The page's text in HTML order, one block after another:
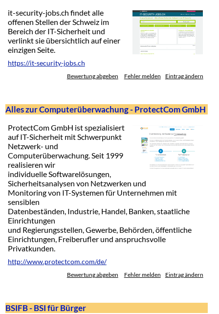
it-security-jobs.ch findet alle
offenen Stellen der Schweiz im
Bereich der IT-Sicherheit und
verlinkt sie übersichtlich auf einer
einzigen Seite.
https://it-security-jobs.ch
Bewertung abgeben Fehler melden Eintrag ändern
Alles zur Computerüberwachung - ProtectCom GmbH
ProtectCom GmbH ist spezialisiert
auf IT-Sicherheit mit Schwerpunkt
Netzwerk- und
Computerüberwachung. Seit 1999
realisieren wir
individuelle Softwarelösungen,
Sicherheitsanalysen von Netzwerken und
Monitoring von IT-Systemen für Unternehmen mit
sensiblen
Datenbeständen, Industrie, Handel, Banken, staatliche
Einrichtungen
und Regierungsstellen, Gewerbe, Behörden, öffentliche
Einrichtungen, Freiberufler und anspruchsvolle
Privatkunden.
http://www.protectcom.com/de/
Bewertung abgeben Fehler melden Eintrag ändern
BSIFB - BSI für Bürger